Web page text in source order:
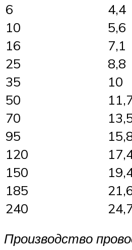
6
4,4
10
5,6
16
7,1
25
8,8
35
10
50
70
95
120
150
185
240
Производство